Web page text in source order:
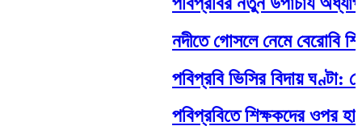
নদীতে গোসলে নেমে বেরোবি
পবিপ্রবি ভিসির বিদায় ঘণ্টা:
পবিপ্রবিতে শিক্ষকদের ওপর